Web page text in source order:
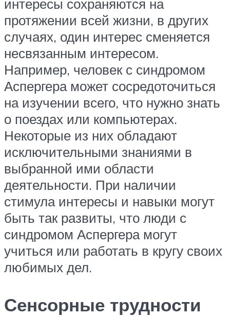
интересы сохраняются на
протяжении всей жизни, в других
случаях, один интерес сменяется
несвязанным интересом.
Например, человек с синдромом
Аспергера может сосредоточиться
на изучении всего, что нужно знать
о поездах или компьютерах.
Некоторые из них обладают
исключительными знаниями в
выбранной ими области
деятельности. При наличии
стимула интересы и навыки могут
быть так развиты, что люди с
синдромом Аспергера могут
учиться или работать в кругу своих
любимых дел.
Сенсорные трудности